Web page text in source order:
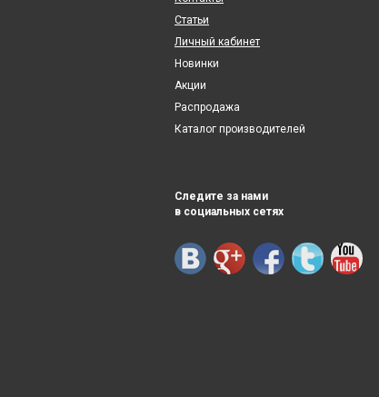
Статьи
Личный кабинет
Новинки
Акции
Распродажа
Каталог производителей
Следите за нами
в социальных сетях